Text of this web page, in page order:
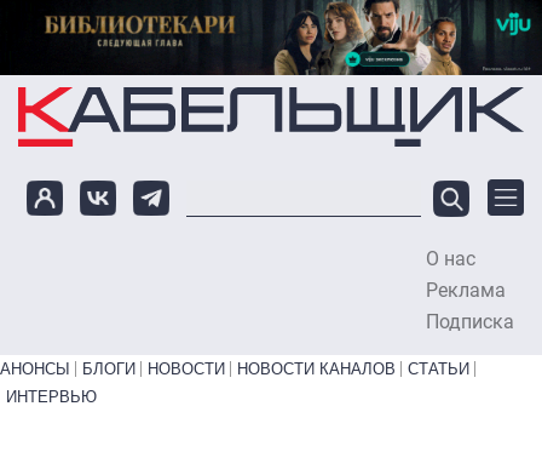
Перейти к основному содержанию
О нас
Реклама
Подписка
Primary links bottom
АНОНСЫ БЛОГИ НОВОСТИ НОВОСТИ КАНАЛОВ
СТАТЬИ
ИНТЕРВЬЮ